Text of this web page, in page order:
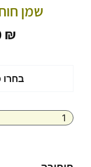
שמן
₪
בחרו
חוחובה
אורגני